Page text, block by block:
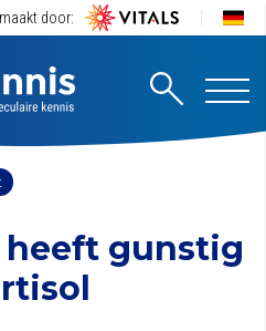
door:
heeft gunstig